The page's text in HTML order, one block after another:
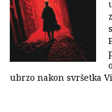
ubrzo nakon svršetka